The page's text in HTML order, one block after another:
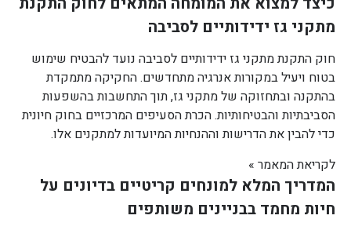
מתקני גז ידידותיים לסביבה
חוק התקנת מתקני גז ידידותיים לסביבה נועד להבטיח שימוש
בטוח ויעיל במקורות אנרגיה מתחדשים. החקיקה מתמקדת
בהתקנה ובתחזוקה של מתקני גז, תוך התחשבות בהשפעות
הסביבתיות והבטיחותיות. הכרת הסעיפים המרכזיים בחוק חיונית
כדי להבין את הדרישות וההנחיות המיועדות למתקנים אלו.
לקריאת המאמר »
המדריך המלא למונחים קריטיים בדיונים על
חיות מחמד בבניינים משותפים